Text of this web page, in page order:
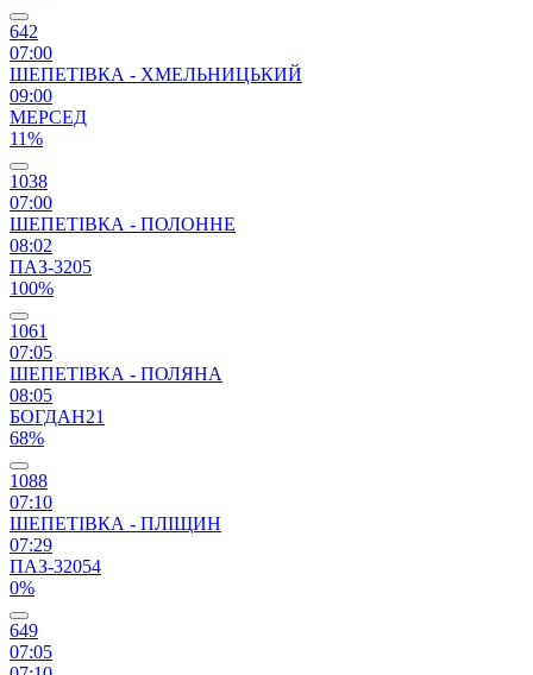
642
07:00
ШЕПЕТІВКА - ХМЕЛЬНИЦЬКИЙ
09:00
МЕРСЕД
11%
1038
07:00
ШЕПЕТІВКА - ПОЛОННЕ
08:02
ПАЗ-3205
100%
1061
07:05
ШЕПЕТІВКА - ПОЛЯНА
08:05
БОГДАН21
68%
1088
07:10
ШЕПЕТІВКА - ПЛІЩИН
07:29
ПАЗ-32054
0%
649
07:05